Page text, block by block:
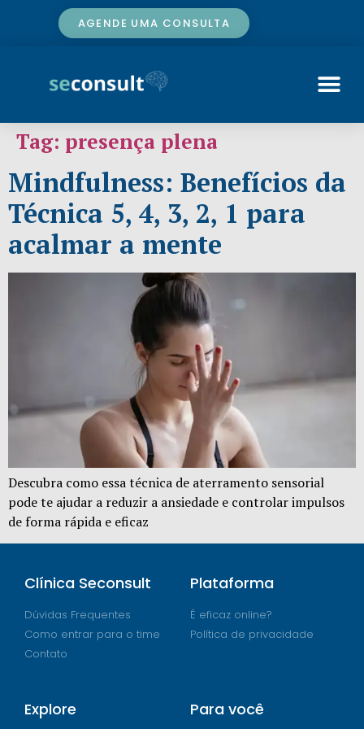
AGENDE UMA CONSULTA
Tag: presença plena
Mindfulness: Benefícios da
Técnica 5, 4, 3, 2, 1 para
acalmar a mente
Descubra como essa técnica de aterramento sensorial
pode te ajudar a reduzir a ansiedade e controlar impulsos
de forma rápida e eficaz
Clínica Seconsult
Dúvidas Frequentes
Como entrar para o time
Contato
Plataforma
É eficaz online?
Política de privacidade
Explore Para você